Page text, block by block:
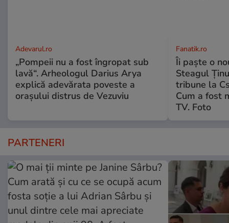
Adevarul.ro
„Pompeii nu a fost îngropat sub
lavă“. Arheologul Darius Arya
explică adevărata poveste a
orașului distrus de Vezuviu
Fanatik.ro
Îi paște o
Steagul
tribune la
Cum a fost
TV. Foto
PARTENERI